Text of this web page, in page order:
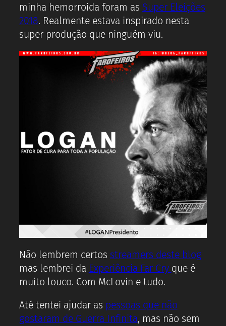
minha hemorroida foram as Super Eleições
2018. Realmente estava inspirado nesta
super produção que ninguém viu.
Não lembrem certos streamers deste blog
mas lembrei da Experiência Far Cry que é
muito louco. Com McLovin e tudo.
Até tentei ajudar as pessoas que não
gostaram de Guerra Infinita, mas não sem